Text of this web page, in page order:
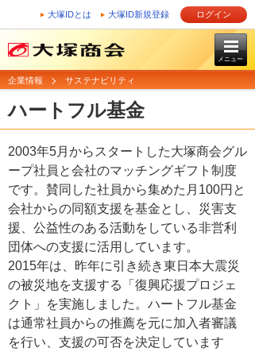
大塚IDとは 大塚ID新規登録 ログイン
メニュー
企業情報 サステナビリティ
ハートフル基金
2003年5月からスタートした大塚商会グル
ープ社員と会社のマッチングギフト制度
です。賛同した社員から集めた月100円と
会社からの同額支援を基金とし、災害支
援、公益性のある活動をしている非営利
団体への支援に活用しています。
2015年は、昨年に引き続き東日本大震災
の被災地を支援する「復興応援プロジェ
クト」を実施しました。ハートフル基金
は通常社員からの推薦を元に加入者審議
を行い、支援の可否を決定しています